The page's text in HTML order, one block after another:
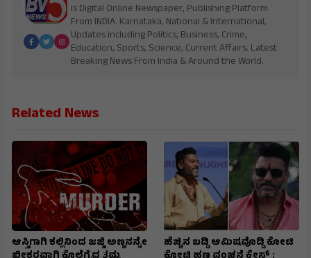
is Digital Online Newspaper, Publishing Platform
From INDIA. Karnataka, National & International,
Updates including Politics, Business, Crime,
Education, Sports, Science, Current Affairs. Latest
Breaking News From India & Around the World.
Related News
ಆಸ್ತಿಗಾಗಿ ಕಲ್ಲಿನಿಂದ ಜಜ್ಜಿ ಅಣ್ಣನನ್ನೇ
ಹೆಚ್ಚಿನ ಬಡ್ಡಿ ಆಮಿಷವೊಡ್ಡಿ ಕೋಟಿ